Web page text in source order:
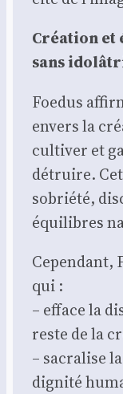
Créa­tion et
sans
Foe­dus
envers la
culti­ver et
détruire.
sobrié­té,
équi­libres
Cepen­dant,
qui :
– efface la
reste de la
– sacra­lise
digni­té